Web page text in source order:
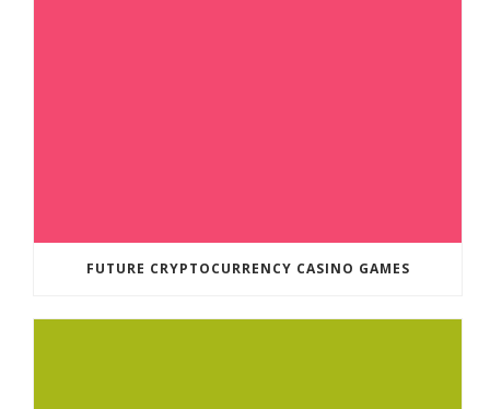
FUTURE CRYPTOCURRENCY CASINO GAMES